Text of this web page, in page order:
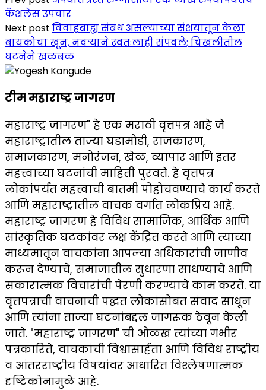
कॅशलेस उपचार
Next post विवाहबाह्य संबंध असल्याच्या संशयातून केला
बायकोचा खून, नवऱ्याने स्वतःलाही संपवले; चिखलीतील
घटनेने खळबळ
टीम महाराष्ट्र जागरण
महाराष्ट्र जागरण" हे एक मराठी वृत्तपत्र आहे जे
महाराष्ट्रातील ताज्या घडामोडी, राजकारण,
समाजकारण, मनोरंजन, खेळ, व्यापार आणि इतर
महत्त्वाच्या घटनांची माहिती पुरवते. हे वृत्तपत्र
लोकांपर्यंत महत्त्वाची बातमी पोहोचवण्याचे कार्य करते
आणि महाराष्ट्रातील वाचक वर्गात लोकप्रिय आहे.
महाराष्ट्र जागरण हे विविध सामाजिक, आर्थिक आणि
सांस्कृतिक घटकांवर लक्ष केंद्रित करते आणि त्याच्या
माध्यमातून वाचकांना आपल्या अधिकारांची जाणीव
करून देण्याचे, समाजातील सुधारणा साधण्याचे आणि
सकारात्मक विचारांची पेरणी करण्याचे काम करते. या
वृत्तपत्राची वाचनाची पद्धत लोकांसोबत संवाद साधून
आणि त्यांना ताज्या घटनांबद्दल जागरूक ठेवून केली
जाते. "महाराष्ट्र जागरण" ची ओळख त्यांच्या गंभीर
पत्रकारिते, वाचकांची विश्वासार्हता आणि विविध राष्ट्रीय
व आंतरराष्ट्रीय विषयांवर आधारित विश्लेषणात्मक
दृष्टिकोनामुळे आहे.